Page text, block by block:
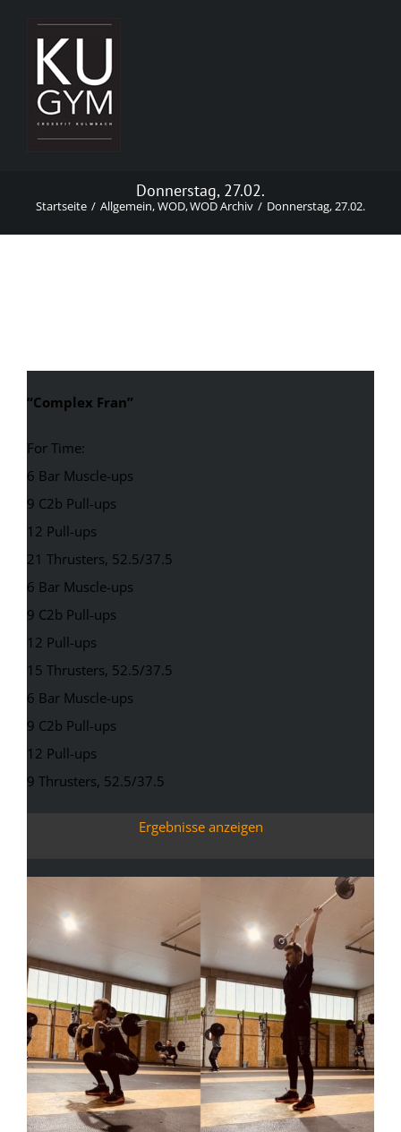
springen
Donnerstag, 27.02.
Startseite Allgemein WOD WOD Archiv Donnerstag, 27.02.
“Complex Fran”
For Time:
6 Bar Muscle-ups
9 C2b Pull-ups
12 Pull-ups
21 Thrusters, 52.5/37.5
6 Bar Muscle-ups
9 C2b Pull-ups
12 Pull-ups
15 Thrusters, 52.5/37.5
6 Bar Muscle-ups
9 C2b Pull-ups
12 Pull-ups
9 Thrusters, 52.5/37.5
Ergebnisse anzeigen